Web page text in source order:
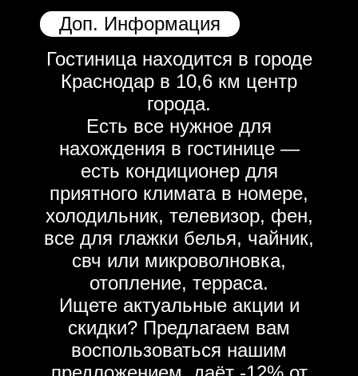
Доп. Информация
Гостиница находится в городе
Краснодар в 10,6 км центр
города.
Есть все нужное для
нахождения в гостинице —
есть кондиционер для
приятного климата в номере,
холодильник, телевизор, фен,
все для глажки белья, чайник,
свч или микроволновка,
отопление, терраса.
Ищете актуальные акции и
скидки? Предлагаем вам
воспользоваться нашим